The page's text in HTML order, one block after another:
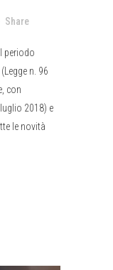
Share
periodo
n. 96
con
2018) e
le novità